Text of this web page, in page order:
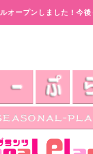
オープンしました！今後